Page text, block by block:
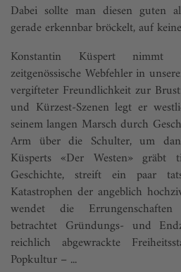
Dabei sollte man diesen guten
gerade erkennbar bröckelt, auf
Konstantin Küspert nimmt
zeitgenössische Webfehler in
vergifteter Freundlichkeit zur
und Kürzest-Szenen legt er
seinem langen Marsch durch
Arm über die Schulter, um
Küsperts «Der Westen» gräbt
Geschichte, streift ein paar
Katastrophen der angeblich
wendet die Errungenschaften
betrachtet Gründungs- und
reichlich abgewrackte
Popkultur – ...